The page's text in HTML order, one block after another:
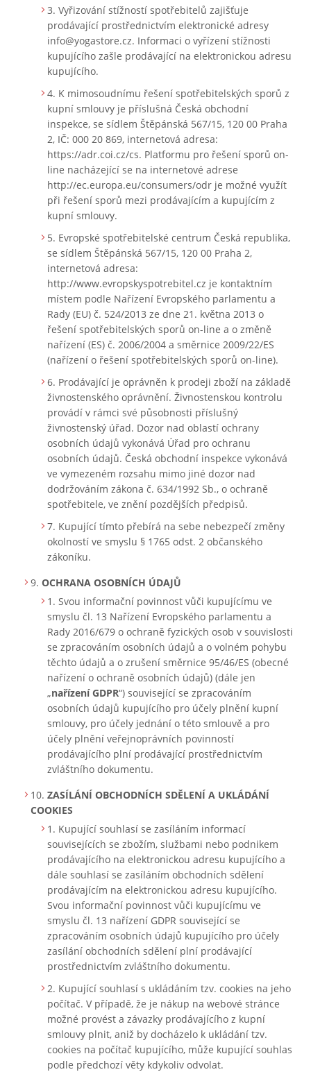
Vyřizování stížností spotřebitelů zajišťuje
prodávající prostřednictvím elektronické adresy
info@yogastore.cz. Informaci o vyřízení stížnosti
kupujícího zašle prodávající na elektronickou adresu
kupujícího.
K mimosoudnímu řešení spotřebitelských sporů z
kupní smlouvy je příslušná Česká obchodní
inspekce, se sídlem Štěpánská 567/15, 120 00 Praha
2, IČ: 000 20 869, internetová adresa:
https://adr.coi.cz/cs. Platformu pro řešení sporů on-
line nacházející se na internetové adrese
http://ec.europa.eu/consumers/odr je možné využít
při řešení sporů mezi prodávajícím a kupujícím z
kupní smlouvy.
Evropské spotřebitelské centrum Česká republika,
se sídlem Štěpánská 567/15, 120 00 Praha 2,
internetová adresa:
http://www.evropskyspotrebitel.cz je kontaktním
místem podle Nařízení Evropského parlamentu a
Rady (EU) č. 524/2013 ze dne 21. května 2013 o
řešení spotřebitelských sporů on-line a o změně
nařízení (ES) č. 2006/2004 a směrnice 2009/22/ES
(nařízení o řešení spotřebitelských sporů on-line).
Prodávající je oprávněn k prodeji zboží na základě
živnostenského oprávnění. Živnostenskou kontrolu
provádí v rámci své působnosti příslušný
živnostenský úřad. Dozor nad oblastí ochrany
osobních údajů vykonává Úřad pro ochranu
osobních údajů. Česká obchodní inspekce vykonává
ve vymezeném rozsahu mimo jiné dozor nad
dodržováním zákona č. 634/1992 Sb., o ochraně
spotřebitele, ve znění pozdějších předpisů.
Kupující tímto přebírá na sebe nebezpečí změny
okolností ve smyslu § 1765 odst. 2 občanského
zákoníku.
OCHRANA OSOBNÍCH ÚDAJŮ
Svou informační povinnost vůči kupujícímu ve
smyslu čl. 13 Nařízení Evropského parlamentu a
Rady 2016/679 o ochraně fyzických osob v souvislosti
se zpracováním osobních údajů a o volném pohybu
těchto údajů a o zrušení směrnice 95/46/ES (obecné
nařízení o ochraně osobních údajů) (dále jen
„nařízení GDPR“) související se zpracováním
osobních údajů kupujícího pro účely plnění kupní
smlouvy, pro účely jednání o této smlouvě a pro
účely plnění veřejnoprávních povinností
prodávajícího plní prodávající prostřednictvím
zvláštního dokumentu.
ZASÍLÁNÍ OBCHODNÍCH SDĚLENÍ A UKLÁDÁNÍ
COOKIES
Kupující souhlasí se zasíláním informací
souvisejících se zbožím, službami nebo podnikem
prodávajícího na elektronickou adresu kupujícího a
dále souhlasí se zasíláním obchodních sdělení
prodávajícím na elektronickou adresu kupujícího.
Svou informační povinnost vůči kupujícímu ve
smyslu čl. 13 nařízení GDPR související se
zpracováním osobních údajů kupujícího pro účely
zasílání obchodních sdělení plní prodávající
prostřednictvím zvláštního dokumentu.
Kupující souhlasí s ukládáním tzv. cookies na jeho
počítač. V případě, že je nákup na webové stránce
možné provést a závazky prodávajícího z kupní
smlouvy plnit, aniž by docházelo k ukládání tzv.
cookies na počítač kupujícího, může kupující souhlas
podle předchozí věty kdykoliv odvolat.